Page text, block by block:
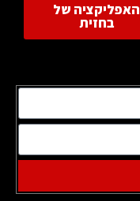
האפליקציה של
בחזית